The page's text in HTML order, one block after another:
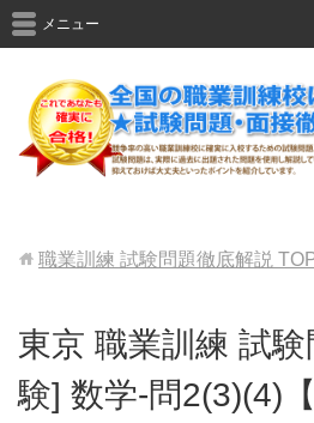
メニュー
職業訓練 試験問題徹底解説
東京 職業訓練 試
験] 数学-問2(3)(4)